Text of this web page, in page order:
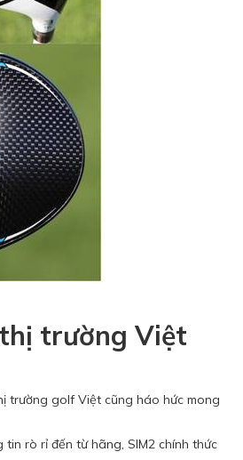
trường Việt
trường golf Việt cũng háo hức mong
rò rỉ đến từ hãng, SIM2 chính thức